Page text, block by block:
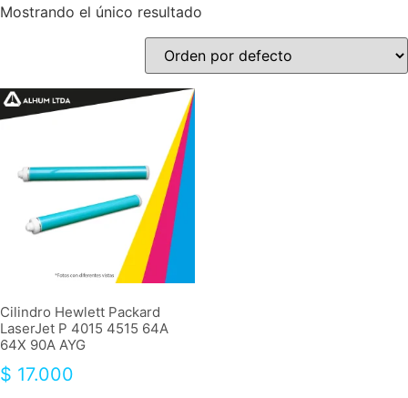
Mostrando el único resultado
Cilindro Hewlett Packard
LaserJet P 4015 4515 64A
64X 90A AYG
$ 17.000